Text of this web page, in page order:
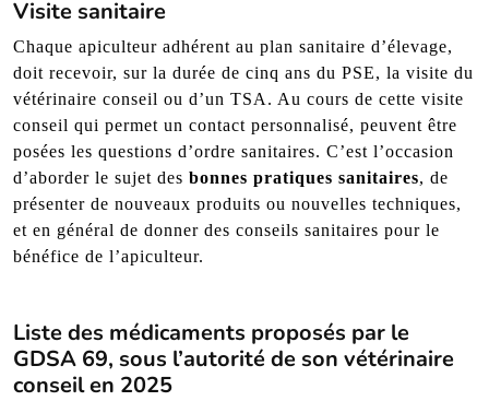
Visite sanitaire
Chaque apiculteur adhérent au plan sanitaire d’élevage,
doit recevoir, sur la durée de cinq ans du PSE, la visite du
vétérinaire conseil ou d’un TSA. Au cours de cette visite
conseil qui permet un contact personnalisé, peuvent être
posées les questions d’ordre sanitaires. C’est l’occasion
d’aborder le sujet des bonnes pratiques sanitaires, de
présenter de nouveaux produits ou nouvelles techniques,
et en général de donner des conseils sanitaires pour le
bénéfice de l’apiculteur.
Liste des médicaments proposés par le
GDSA 69, sous l’autorité de son vétérinaire
conseil en 2025